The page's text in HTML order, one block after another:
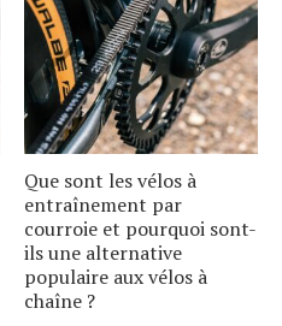
Que sont les vélos à
entraînement par
courroie et pourquoi sont-
ils une alternative
populaire aux vélos à
chaîne ?